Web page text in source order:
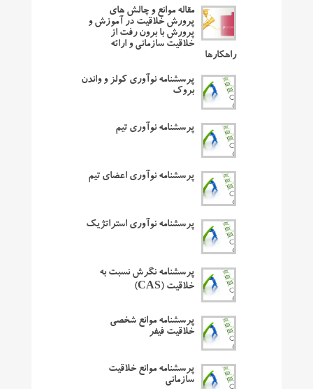
مقاله موانع و چالش های
پرورش خلاقیت در آموزش و
پرورش با برون رفت از
خلاقیت سازمانی و ارائه
راهکارها
پرسشنامه نوآوری کولز و واندن
بروک
پرسشنامه نوآوری تیم
پرسشنامه نوآوری اعضای تیم
پرسشنامه نوآوری استراتژیک
پرسشنامه نگرش نسبت به
خلاقیت (CAS)
پرسشنامه موانع شخصی
خلاقیت فیفر
پرسشنامه موانع خلاقیت
سازمانی